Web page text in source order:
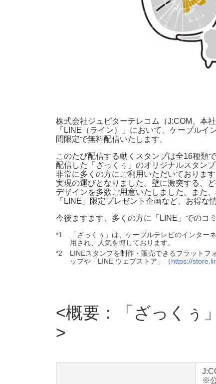
株式会社ジュピターテレコム（J:COM、本
「LINE（ライン）」において、ケーブルイ
間限定で無料配信いたします。
このたび配信する動くスタンプは全16種類
配信した「ざっくぅ」のオリジナルスタン
非常に多くの方にご利用いただいておりま
実現の運びとなりました。壁に激突する、
デザインを多数ご用意いたしました。また
「LINE」限定プレゼント企画など、お得な
今後ますます、多くの方に「LINE」でのコ
*1
「ざっくぅ」は、ケーブルテレビのインタ
用され、人気を博しております。
*2
LINEスタンプを制作・販売できるプラットフ
ップや「LINE ウェブストア」（https://
概要：「ざっくぅ
※